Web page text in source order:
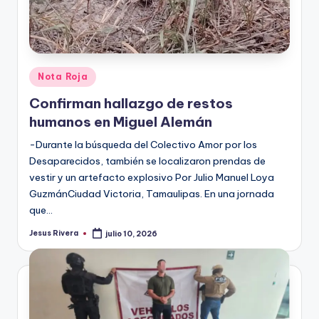
Publicado
en
Nota Roja
Confirman hallazgo de restos
humanos en Miguel Alemán
-Durante la búsqueda del Colectivo Amor por los
Desaparecidos, también se localizaron prendas de
vestir y un artefacto explosivo Por Julio Manuel Loya
GuzmánCiudad Victoria, Tamaulipas. En una jornada
que…
Publicado
Jesus Rivera julio 10, 2026